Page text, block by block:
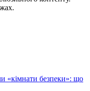
«кімнати безпеки»: що